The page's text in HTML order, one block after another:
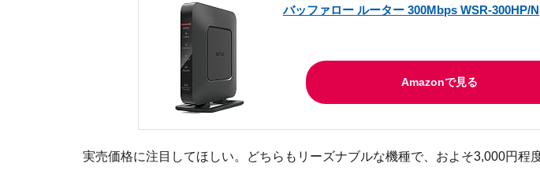
バッファロー ルーター 300Mbps WSR-300HP/N
Amazonで見る
実売価格に注目してほしい。どちらもリーズナブルな機種で、およそ3,000円程